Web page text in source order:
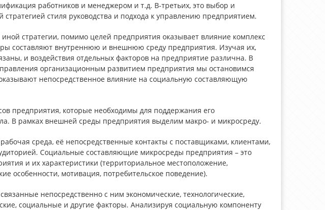
работников и менеджером и т.д. В-третьих, это выбор и
стиля руководства и подхода к управлению предприятием.
стратегии, помимо целей предприятия оказывает влияние комплекс
составляют внутреннюю и внешнюю среду предприятия. Изучая их,
и воздействия отдельных факторов на предприятие различна. В
организационным развитием предприятия мы остановимся
непосредственное влияние на социальную составляющую
предприятия, которые необходимы для поддержания его
В рамках внешней среды предприятия выделим макро- и микросреду.
среда, её непосредственные контакты с поставщиками, клиентами,
Социальные составляющие микросреды предприятия – это
и их характеристики (территориальное местоположение,
особенности, мотивация, потребительское поведение).
непосредственно с ним экономические, технологические,
социальные и другие факторы. Анализируя социальную компоненту